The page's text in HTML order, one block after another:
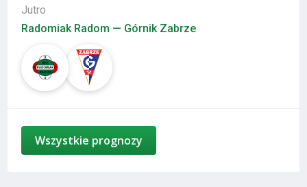
Jutro
Radomiak Radom — Górnik Zabrze
Wszystkie prognozy